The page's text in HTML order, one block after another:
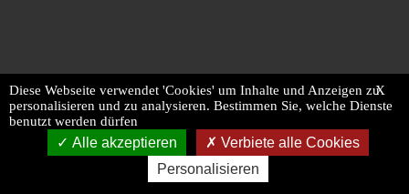
X
Diese Webseite verwendet 'Cookies' um Inhalte und Anzeigen zu
personalisieren und zu analysieren. Bestimmen Sie, welche Dienste
benutzt werden dürfen
Alle akzeptieren
Verbiete alle Cookies
Personalisieren